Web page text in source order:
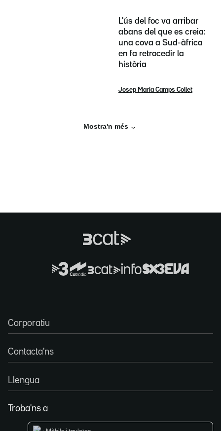
L'ús del foc va arribar
abans del que es creia:
una cova a Sud-àfrica
en fa retrocedir la
història
Josep Maria Camps Collet
Mostra'n més
Corporatiu
Contacta'ns
Llengua
Troba'ns a